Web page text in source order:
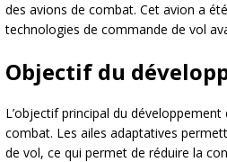
des avions de combat. Cet avion a
technologies de commande de vol
Objectif du
L’objectif principal du développement
combat. Les ailes adaptatives
de vol, ce qui permet de réduire la